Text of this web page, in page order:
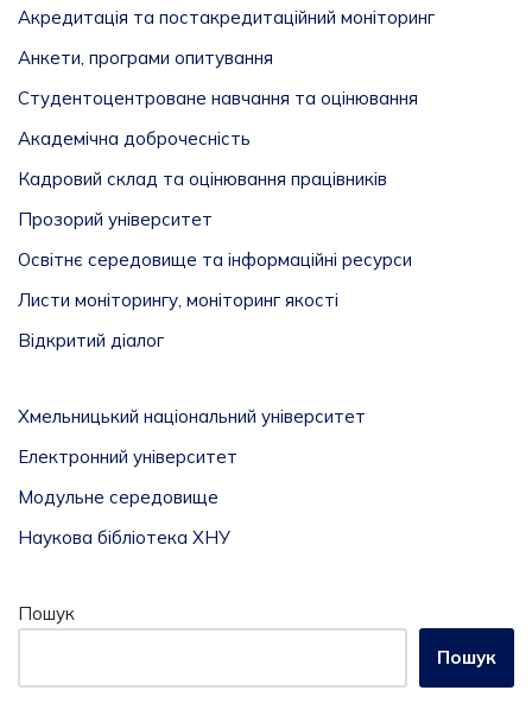
Акредитація та постакредитаційний моніторинг
Анкети, програми опитування
Студентоцентроване навчання та оцінювання
Академічна доброчесність
Кадровий склад та оцінювання працівників
Прозорий університет
Освітнє середовище та інформаційні ресурси
Листи моніторингу, моніторинг якості
Відкритий діалог
Хмельницький національний університет
Електронний університет
Модульне середовище
Наукова бібліотека ХНУ
Пошук
Пошук